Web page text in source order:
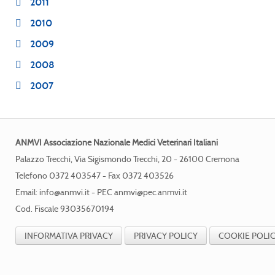
2010
2009
2008
2007
ANMVI Associazione Nazionale Medici Veterinari Italiani
Palazzo Trecchi, Via Sigismondo Trecchi, 20 - 26100 Cremona
Telefono 0372 403547 - Fax 0372 403526
Email: info@anmvi.it- PEC anmvi@pec.anmvi.it
Cod. Fiscale 93035670194
INFORMATIVA PRIVACY PRIVACY POLICY COOKIE